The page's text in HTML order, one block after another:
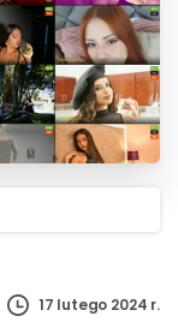
17 lutego 2024 r.